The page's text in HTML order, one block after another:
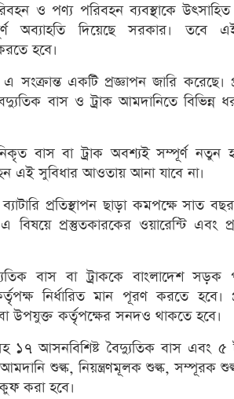
ও পণ্য পরিবহন ব্যবস্থাকে
অব্যাহতি দিয়েছে সরকার। তবে
হবে।
একটি প্রজ্ঞাপন জারি করেছে।
বাস ও ট্রাক আমদানিতে
বাস বা ট্রাক অবশ্যই সম্পূর্ণ নতুন
এই সুবিধার আওতায় আনা যাবে না।
প্রতিস্থাপন ছাড়া কমপক্ষে সাত
প্রস্তুতকারকের ওয়ারেন্টি এবং
বাস বা ট্রাককে বাংলাদেশ সড়ক
নির্ধারিত মান পূরণ করতে হবে।
উপযুক্ত কর্তৃপক্ষের সনদও থাকতে হবে।
১৭ আসনবিশিষ্ট বৈদ্যুতিক বাস এবং ৫
আমদানি শুল্ক, নিয়ন্ত্রণমূলক শুল্ক, সম্পূরক
করা হবে।